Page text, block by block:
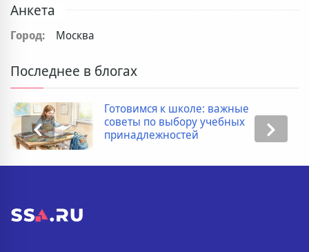
Анкета
Город: Москва
Последнее в блогах
Готовимся к школе: важные
советы по выбору учебных
принадлежностей